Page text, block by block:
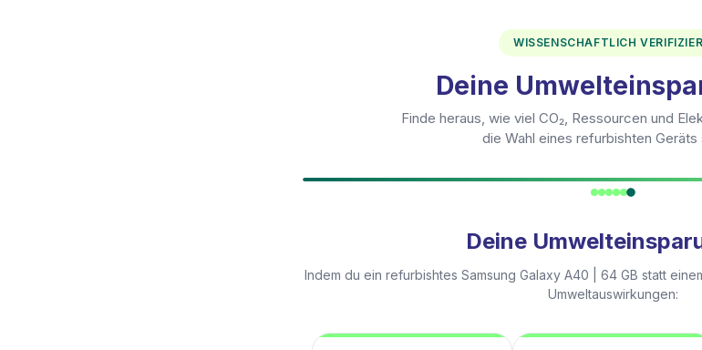
WISSENSCHAFTLICH
Deine
Finde heraus, wie viel CO₂, Ressourcen und
die Wahl eines refurbishten Geräts
Deine
Indem du ein refurbishtes Samsung Galaxy A40 | 64 GB statt
Umweltauswirkungen: